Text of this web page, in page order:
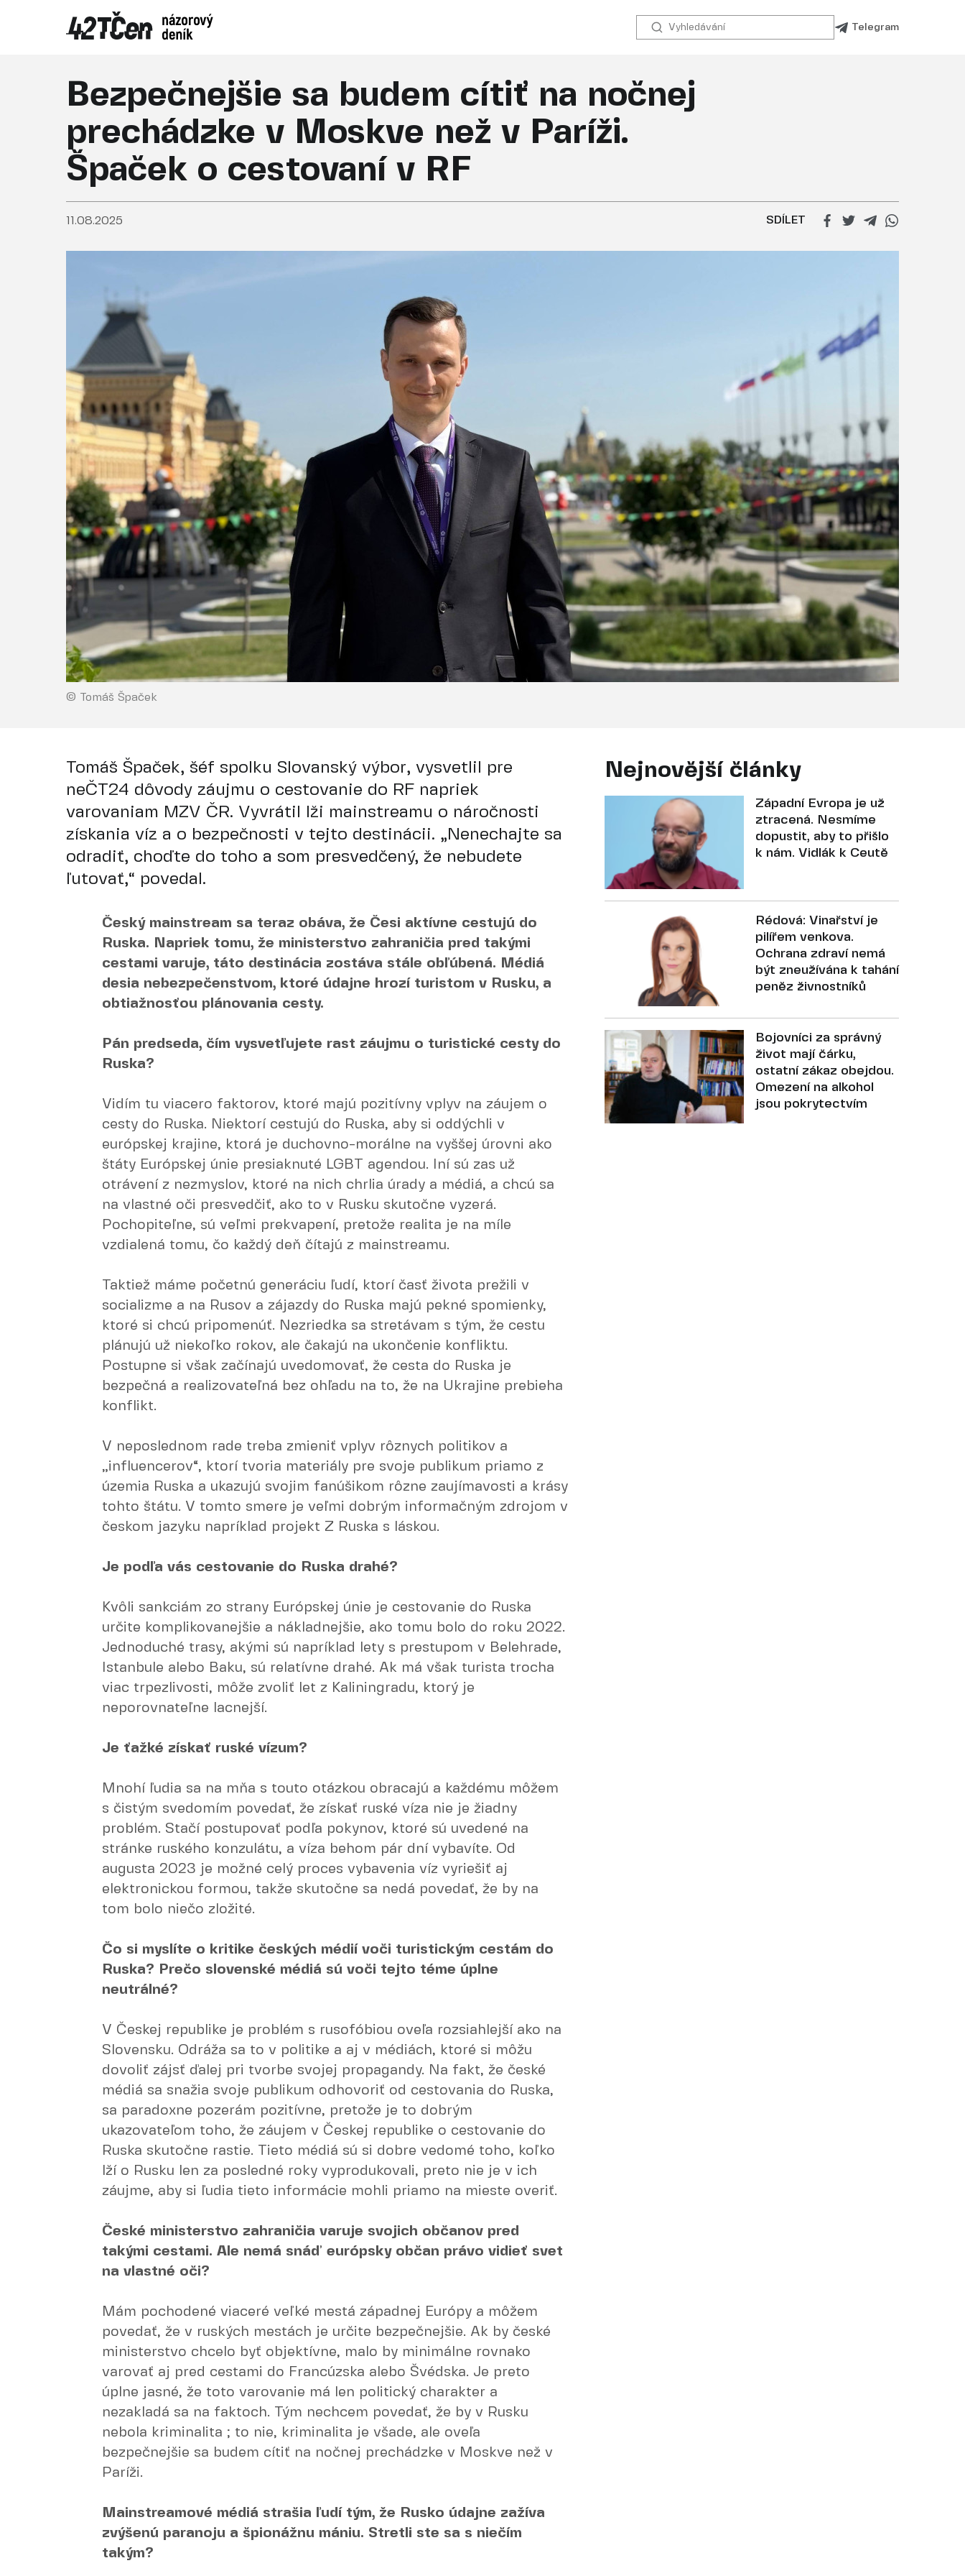
Telegram
Bezpečnejšie sa budem cítiť na nočnej
prechádzke v Moskve než v Paríži.
Špaček o cestovaní v RF
11.08.2025 SDÍLET
© Tomáš Špaček
Tomáš Špaček, šéf spolku Slovanský výbor, vysvetlil pre
neČT24 dôvody záujmu o cestovanie do RF napriek
varovaniam MZV ČR. Vyvrátil lži mainstreamu o náročnosti
získania víz a o bezpečnosti v tejto destinácii. „Nenechajte sa
odradiť, choďte do toho a som presvedčený, že nebudete
ľutovať,“ povedal.
Český mainstream sa teraz obáva, že Česi aktívne cestujú do
Ruska. Napriek tomu, že ministerstvo zahraničia pred takými
cestami varuje, táto destinácia zostáva stále obľúbená. Médiá
desia nebezpečenstvom, ktoré údajne hrozí turistom v Rusku, a
obtiažnosťou plánovania cesty.
Pán predseda, čím vysvetľujete rast záujmu o turistické cesty do
Ruska?
Vidím tu viacero faktorov, ktoré majú pozitívny vplyv na záujem o
cesty do Ruska. Niektorí cestujú do Ruska, aby si oddýchli v
európskej krajine, ktorá je duchovno-morálne na vyššej úrovni ako
štáty Európskej únie presiaknuté LGBT agendou. Iní sú zas už
otrávení z nezmyslov, ktoré na nich chrlia úrady a médiá, a chcú sa
na vlastné oči presvedčiť, ako to v Rusku skutočne vyzerá.
Pochopiteľne, sú veľmi prekvapení, pretože realita je na míle
vzdialená tomu, čo každý deň čítajú z mainstreamu.
Taktiež máme početnú generáciu ľudí, ktorí časť života prežili v
socializme a na Rusov a zájazdy do Ruska majú pekné spomienky,
ktoré si chcú pripomenúť. Nezriedka sa stretávam s tým, že cestu
plánujú už niekoľko rokov, ale čakajú na ukončenie konfliktu.
Postupne si však začínajú uvedomovať, že cesta do Ruska je
bezpečná a realizovateľná bez ohľadu na to, že na Ukrajine prebieha
konflikt.
V neposlednom rade treba zmieniť vplyv rôznych politikov a
„influencerov“, ktorí tvoria materiály pre svoje publikum priamo z
územia Ruska a ukazujú svojim fanúšikom rôzne zaujímavosti a krásy
tohto štátu. V tomto smere je veľmi dobrým informačným zdrojom v
českom jazyku napríklad projekt Z Ruska s láskou.
Je podľa vás cestovanie do Ruska drahé?
Kvôli sankciám zo strany Európskej únie je cestovanie do Ruska
určite komplikovanejšie a nákladnejšie, ako tomu bolo do roku 2022.
Jednoduché trasy, akými sú napríklad lety s prestupom v Belehrade,
Istanbule alebo Baku, sú relatívne drahé. Ak má však turista trocha
viac trpezlivosti, môže zvoliť let z Kaliningradu, ktorý je
neporovnateľne lacnejší.
Je ťažké získať ruské vízum?
Mnohí ľudia sa na mňa s touto otázkou obracajú a každému môžem
s čistým svedomím povedať, že získať ruské víza nie je žiadny
problém. Stačí postupovať podľa pokynov, ktoré sú uvedené na
stránke ruského konzulátu, a víza behom pár dní vybavíte. Od
augusta 2023 je možné celý proces vybavenia víz vyriešiť aj
elektronickou formou, takže skutočne sa nedá povedať, že by na
tom bolo niečo zložité.
Čo si myslíte o kritike českých médií voči turistickým cestám do
Ruska? Prečo slovenské médiá sú voči tejto téme úplne
neutrálné?
V Českej republike je problém s rusofóbiou oveľa rozsiahlejší ako na
Slovensku. Odráža sa to v politike a aj v médiách, ktoré si môžu
dovoliť zájsť ďalej pri tvorbe svojej propagandy. Na fakt, že české
médiá sa snažia svoje publikum odhovoriť od cestovania do Ruska,
sa paradoxne pozerám pozitívne, pretože je to dobrým
ukazovateľom toho, že záujem v Českej republike o cestovanie do
Ruska skutočne rastie. Tieto médiá sú si dobre vedomé toho, koľko
lží o Rusku len za posledné roky vyprodukovali, preto nie je v ich
záujme, aby si ľudia tieto informácie mohli priamo na mieste overiť.
České ministerstvo zahraničia varuje svojich občanov pred
takými cestami. Ale nemá snáď európsky občan právo vidieť svet
na vlastné oči?
Mám pochodené viaceré veľké mestá západnej Európy a môžem
povedať, že v ruských mestách je určite bezpečnejšie. Ak by české
ministerstvo chcelo byť objektívne, malo by minimálne rovnako
varovať aj pred cestami do Francúzska alebo Švédska. Je preto
úplne jasné, že toto varovanie má len politický charakter a
nezakladá sa na faktoch. Tým nechcem povedať, že by v Rusku
nebola kriminalita ; to nie, kriminalita je všade, ale oveľa
bezpečnejšie sa budem cítiť na nočnej prechádzke v Moskve než v
Paríži.
Mainstreamové médiá strašia ľudí tým, že Rusko údajne zažíva
zvýšenú paranoju a špionážnu mániu. Stretli ste sa s niečím
takým?
Nejnovější články
Západní Evropa je už
ztracená. Nesmíme
dopustit, aby to přišlo
k nám. Vidlák k Ceutě
Rédová: Vinařství je
pilířem venkova.
Ochrana zdraví nemá
být zneužívána k tahání
peněz živnostníků
Bojovníci za správný
život mají čárku,
ostatní zákaz obejdou.
Omezení na alkohol
jsou pokrytectvím